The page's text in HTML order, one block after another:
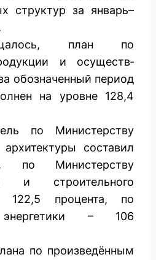
структур за январь–
план по
и осуществ­
обозначенный период
на уровне 128,4
по Министерству
составил
по Министерству
и строительного
122,5 процента, по
энергетики – 106
по произведённым